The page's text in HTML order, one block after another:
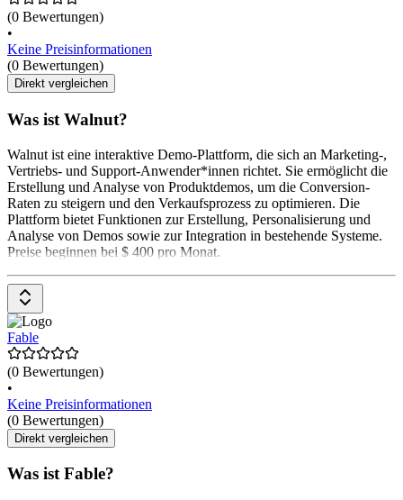
(0 Bewertungen)
•
Keine Preisinformationen
(0 Bewertungen)
Direkt vergleichen
Was ist Walnut?
Walnut ist eine interaktive Demo-Plattform, die sich an Marketing-,
Vertriebs- und Support-Anwender*innen richtet. Sie ermöglicht die
Erstellung und Analyse von Produktdemos, um die Conversion-
Raten zu steigern und den Verkaufsprozess zu optimieren. Die
Plattform bietet Funktionen zur Erstellung, Personalisierung und
Analyse von Demos sowie zur Integration in bestehende Systeme.
Preise beginnen bei $ 400 pro Monat.
Fable
(0 Bewertungen)
•
Keine Preisinformationen
(0 Bewertungen)
Direkt vergleichen
Was ist Fable?